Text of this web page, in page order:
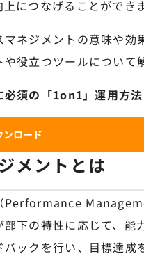
につなげることができま
ネジメントの意味や効
役立つツールについて
須の「1on1」運用方法
ンロード
メントとは
Performance
下の特性に応じて、能
ックを行い、目標達成